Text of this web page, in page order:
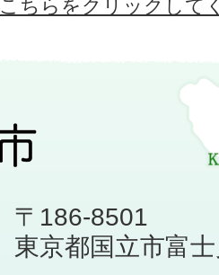
こちらをクリックして
〒186-8501
東京都国立市富